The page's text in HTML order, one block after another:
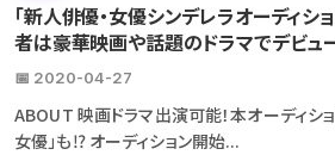
「新人俳優・女優シンデレラオーディシ
者は豪華映画や話題のドラマでデビュ
📅 2020-04-27
ABOUT 映画ドラマ出演可能！本オーディシ
女優」も⁉ オーディション開始...